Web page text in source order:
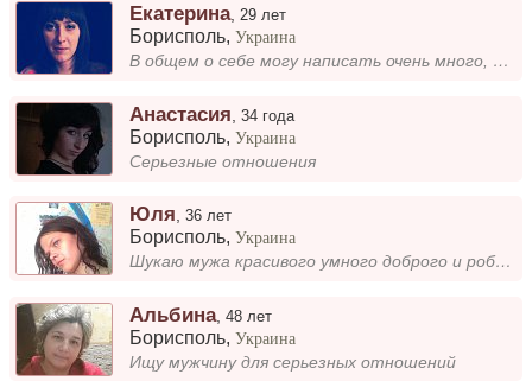
Екатерина,29 лет
Борисполь,Украина
В общем о себе могу написать очень много, но напишу вкратце. а кому интересно пишите в лс. Я закончила Киевский професси...
Анастасия ,34 года
Борисполь,Украина
Серьезные отношения
Юля ,36 лет
Борисполь,Украина
Шукаю мужа красивого умного доброго и роботящого.
Альбина,48 лет
Борисполь,Украина
Ищу мужчину для серьезных отношений